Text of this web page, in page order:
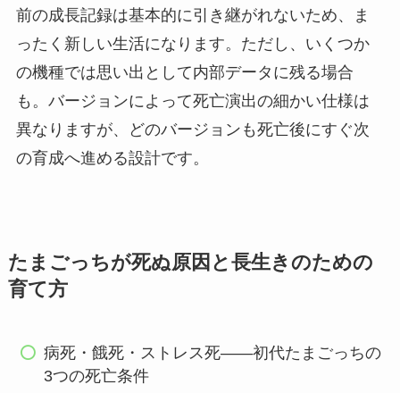
前の成長記録は基本的に引き継がれないため、ま
ったく新しい生活になります。ただし、いくつか
の機種では思い出として内部データに残る場合
も。バージョンによって死亡演出の細かい仕様は
異なりますが、どのバージョンも死亡後にすぐ次
の育成へ進める設計です。
たまごっちが死ぬ原因と長生きのための
育て方
病死・餓死・ストレス死——初代たまごっちの
3つの死亡条件